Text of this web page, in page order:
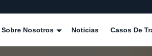
Sobre Nosotros Noticias Casos De